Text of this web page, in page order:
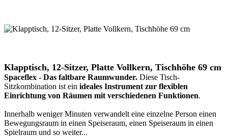
Klapptisch, 12-Sitzer, Platte Vollkern, Tischhöhe 69 cm
Spaceflex - Das faltbare Raumwunder. Diese Tisch-
Sitzkombination ist ein ideales Instrument zur flexiblen
Einrichtung von Räumen mit verschiedenen Funktionen.
Innerhalb weniger Minuten verwandelt eine einzelne Person einen
Bewegungsraum in einen Speiseraum, einen Speiseraum in einen
Spielraum und so weiter...